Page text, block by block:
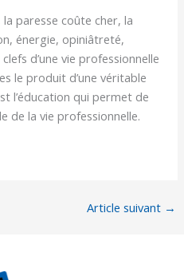
paresse coûte cher, la
énergie, opiniâtreté,
d’une vie professionnelle
le produit d’une véritable
l’éducation qui permet de
de la vie professionnelle.
Article suivant →